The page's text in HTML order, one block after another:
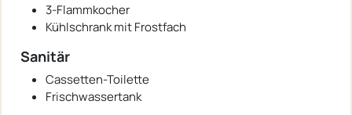
3-Flammkocher
Kühlschrank mit Frostfach
Sanitär
Cassetten-Toilette
Frischwassertank